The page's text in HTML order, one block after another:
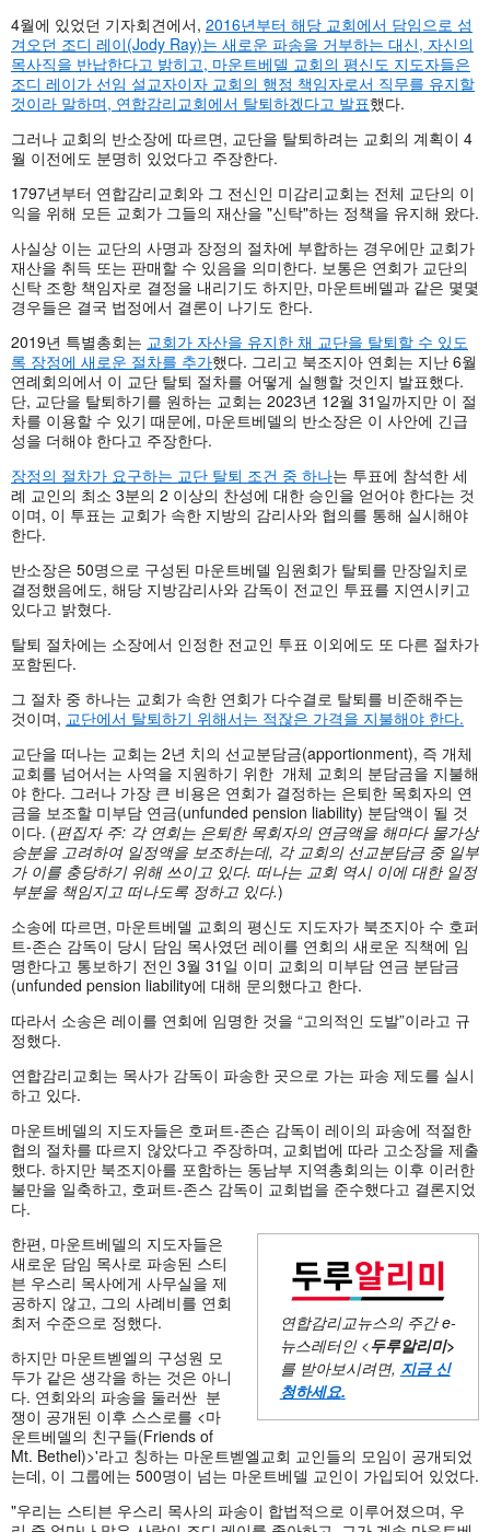
4월에 있었던 기자회견에서, 2016년부터 해당 교회에서 담임으로 섬
겨오던 조디 레이(Jody Ray)는 새로운 파송을 거부하는 대신, 자신의
목사직을 반납한다고 밝히고, 마운트베델 교회의 평신도 지도자들은
조디 레이가 선임 설교자이자 교회의 행정 책임자로서 직무를 유지할
것이라 말하며, 연합감리교회에서 탈퇴하겠다고 발표했다.
그러나 교회의 반소장에 따르면, 교단을 탈퇴하려는 교회의 계획이 4
월 이전에도 분명히 있었다고 주장한다.
1797년부터 연합감리교회와 그 전신인 미감리교회는 전체 교단의 이
익을 위해 모든 교회가 그들의 재산을 "신탁"하는 정책을 유지해 왔다.
사실상 이는 교단의 사명과 장정의 절차에 부합하는 경우에만 교회가
재산을 취득 또는 판매할 수 있음을 의미한다. 보통은 연회가 교단의
신탁 조항 책임자로 결정을 내리기도 하지만, 마운트베델과 같은 몇몇
경우들은 결국 법정에서 결론이 나기도 한다.
2019년 특별총회는 교회가 자산을 유지한 채 교단을 탈퇴할 수 있도
록 장정에 새로운 절차를 추가했다. 그리고 북조지아 연회는 지난 6월
연례회의에서 이 교단 탈퇴 절차를 어떻게 실행할 것인지 발표했다.
단, 교단을 탈퇴하기를 원하는 교회는 2023년 12월 31일까지만 이 절
차를 이용할 수 있기 때문에, 마운트베델의 반소장은 이 사안에 긴급
성을 더해야 한다고 주장한다.
장정의 절차가 요구하는 교단 탈퇴 조건 중 하나는 투표에 참석한 세
례 교인의 최소 3분의 2 이상의 찬성에 대한 승인을 얻어야 한다는 것
이며, 이 투표는 교회가 속한 지방의 감리사와 협의를 통해 실시해야
한다.
반소장은 50명으로 구성된 마운트베델 임원회가 탈퇴를 만장일치로
결정했음에도, 해당 지방감리사와 감독이 전교인 투표를 지연시키고
있다고 밝혔다.
탈퇴 절차에는 소장에서 인정한 전교인 투표 이외에도 또 다른 절차가
포함된다.
그 절차 중 하나는 교회가 속한 연회가 다수결로 탈퇴를 비준해주는
것이며, 교단에서 탈퇴하기 위해서는 적잖은 가격을 지불해야 한다.
교단을 떠나는 교회는 2년 치의 선교분담금(apportionment), 즉 개체
교회를 넘어서는 사역을 지원하기 위한 개체 교회의 분담금을 지불해
야 한다. 그러나 가장 큰 비용은 연회가 결정하는 은퇴한 목회자의 연
금을 보조할 미부담 연금(unfunded pension liability) 분담액이 될 것
이다. (편집자 주: 각 연회는 은퇴한 목회자의 연금액을 해마다 물가상
승분을 고려하여 일정액을 보조하는데, 각 교회의 선교분담금 중 일부
가 이를 충당하기 위해 쓰이고 있다. 떠나는 교회 역시 이에 대한 일정
부분을 책임지고 떠나도록 정하고 있다.)
소송에 따르면, 마운트베델 교회의 평신도 지도자가 북조지아 수 호퍼
트-존슨 감독이 당시 담임 목사였던 레이를 연회의 새로운 직책에 임
명한다고 통보하기 전인 3월 31일 이미 교회의 미부담 연금 분담금
(unfunded pension liability에 대해 문의했다고 한다.
따라서 소송은 레이를 연회에 임명한 것을 “고의적인 도발”이라고 규
정했다.
연합감리교회는 목사가 감독이 파송한 곳으로 가는 파송 제도를 실시
하고 있다.
마운트베델의 지도자들은 호퍼트-존슨 감독이 레이의 파송에 적절한
협의 절차를 따르지 않았다고 주장하며, 교회법에 따라 고소장을 제출
했다. 하지만 북조지아를 포함하는 동남부 지역총회의는 이후 이러한
불만을 일축하고, 호퍼트-존스 감독이 교회법을 준수했다고 결론지었
다.
연합감리교뉴스의 주간e-
뉴스레터인 <두루알리미>
를 받아보시려면, 지금 신
청하세요.
한편, 마운트베델의 지도자들은
새로운 담임 목사로 파송된 스티
븐 우스리 목사에게 사무실을 제
공하지 않고, 그의 사례비를 연회
최저 수준으로 정했다.
하지만 마운트벧엘의 구성원 모
두가 같은 생각을 하는 것은 아니
다. 연회와의 파송을 둘러싼 분
쟁이 공개된 이후 스스로를 <마
운트베델의 친구들(Friends of
Mt. Bethel)>'라고 칭하는 마운트벧엘교회 교인들의 모임이 공개되었
는데, 이 그룹에는 500명이 넘는 마운트베델 교인이 가입되어 있었다.
"우리는 스티븐 우스리 목사의 파송이 합법적으로 이루어졌으며, 우